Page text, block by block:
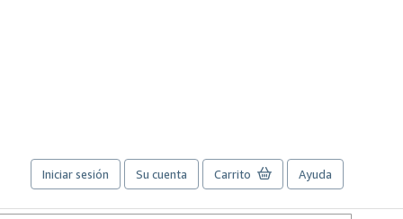
Iniciar sesión Su cuenta Carrito Ayuda